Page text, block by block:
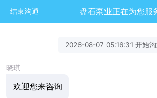
结束沟通 盘石泵业正在为您服
2026-08-07 05:16:31 开始沟
晓琪
欢迎您来咨询